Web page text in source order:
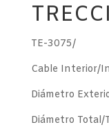
TE-3075/
Cable Interior/
Diámetro
Diámetro Total/